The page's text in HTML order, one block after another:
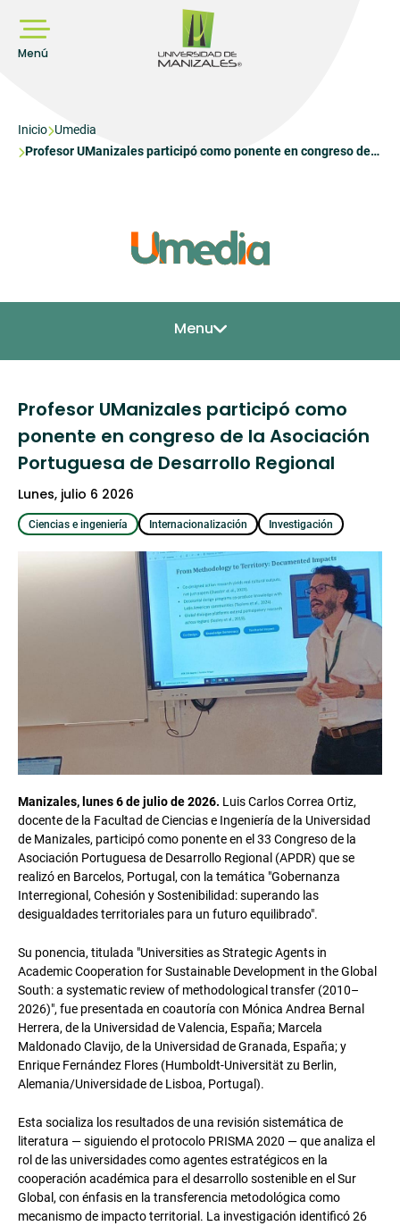
contenido
principal
Menú
Sobrescribir
enlaces
Inicio Umedia
Profesor UManizales participó como ponente en congreso de
Menu
Profesor UManizales participó como
ponente en congreso de la Asociación
Portuguesa de Desarrollo Regional
lunes, julio 6 2026
Ciencias e ingeniería Internacionalización Investigación
Manizales, lunes 6 de julio de 2026. Luis Carlos Correa Ortiz,
docente de la Facultad de Ciencias e Ingeniería de la Universidad
de Manizales, participó como ponente en el 33 Congreso de la
Asociación Portuguesa de Desarrollo Regional (APDR) que se
realizó en Barcelos, Portugal, con la temática "Gobernanza
Interregional, Cohesión y Sostenibilidad: superando las
desigualdades territoriales para un futuro equilibrado".
Su ponencia, titulada "Universities as Strategic Agents in
Academic Cooperation for Sustainable Development in the Global
South: a systematic review of methodological transfer (2010–
2026)", fue presentada en coautoría con Mónica Andrea Bernal
Herrera, de la Universidad de Valencia, España; Marcela
Maldonado Clavijo, de la Universidad de Granada, España; y
Enrique Fernández Flores (Humboldt-Universität zu Berlin,
Alemania/Universidade de Lisboa, Portugal).
Esta socializa los resultados de una revisión sistemática de
literatura — siguiendo el protocolo PRISMA 2020 — que analiza el
rol de las universidades como agentes estratégicos en la
cooperación académica para el desarrollo sostenible en el Sur
Global, con énfasis en la transferencia metodológica como
mecanismo de impacto territorial. La investigación identificó 26